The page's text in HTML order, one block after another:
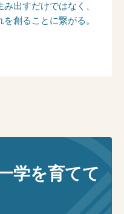
出すだけではなく、
創ることに繋がる。
学を育てて